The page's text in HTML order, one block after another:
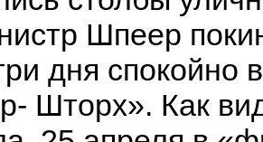
Шпеер
дня спокойно
Шторх». Как